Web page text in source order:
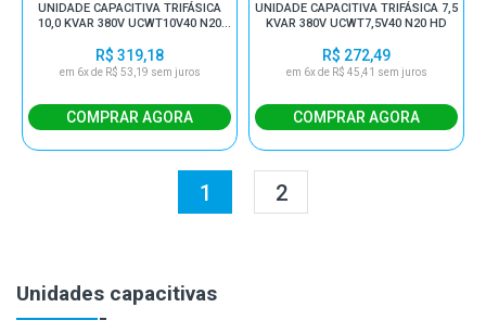
UNIDADE CAPACITIVA TRIFÁSICA
10,0 KVAR 380V UCWT10V40 N20
R$ 319,18
em 6x de R$ 53,19 sem juros
UNIDADE CAPACITIVA TRIFÁSICA 7,5
KVAR 380V UCWT7,5V40 N20 HD
R$ 272,49
em 6x de R$ 45,41 sem juros
1 2
Unidades capacitivas